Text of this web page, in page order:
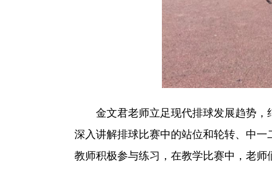
金文君老师立足现代排球发展趋势，结
深入讲解排球比赛中的站位和轮转、中
教师积极参与练习，在教学比赛中，老师